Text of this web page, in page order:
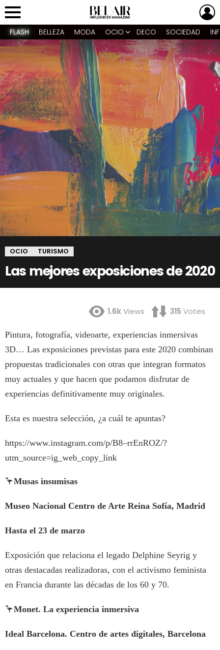
Menu
FLASH BELLEZA MODA OCIO DECO SOCIEDAD
OCIO TURISMO
Las mejores exposiciones de 2020
1.6kViews 315 Votes
Pintura, fotografía, videoarte, experiencias inmersivas
3D… Las exposiciones previstas para este 2020 combinan
propuestas tradicionales con otras que integran formatos
muy actuales y que hacen que podamos disfrutar de
experiencias definitivamente muy originales.
Esta es nuestra selección, ¿a cuál te apuntas?
https://www.instagram.com/p/B8–rrEnROZ/?
utm_source=ig_web_copy_link
🦩Musas insumisas
Museo Nacional Centro de Arte Reina Sofía, Madrid
Hasta el 23 de marzo
Exposición que relaciona el legado Delphine Seyrig y
otras destacadas realizadoras, con el activismo feminista
en Francia durante las décadas de los 60 y 70.
🦩Monet. La experiencia inmersiva
Ideal Barcelona. Centro de artes digitales, Barcelona